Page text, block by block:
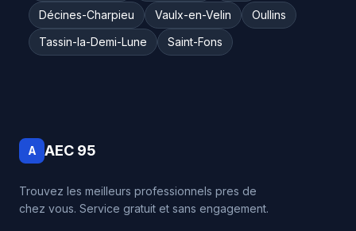
Décines-Charpieu
Vaulx-en-Velin
Oullins
Tassin-la-Demi-Lune
Saint-Fons
A AEC 95
Trouvez les meilleurs professionnels pres de
chez vous. Service gratuit et sans engagement.